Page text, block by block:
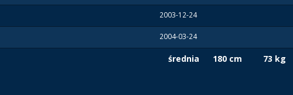
2003-12-24
2004-03-24
średnia 180 cm 73 kg